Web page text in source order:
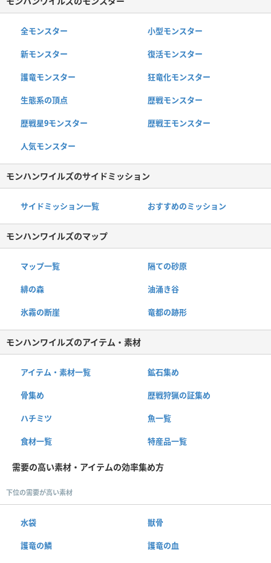
全モンスター 小型モンスター
新モンスター 復活モンスター
護竜モンスター 狂竜化モンスター
生態系の頂点 歴戦モンスター
歴戦星9モンスター 歴戦王モンスター
人気モンスター
モンハンワイルズのサイドミッション
サイドミッション一覧 おすすめのミッション
モンハンワイルズのマップ
マップ一覧 隔ての砂原
緋の森 油涌き谷
氷霧の断崖 竜都の跡形
モンハンワイルズのアイテム・素材
アイテム・素材一覧 鉱石集め
骨集め 歴戦狩猟の証集め
ハチミツ 魚一覧
食材一覧 特産品一覧
需要の高い素材・アイテムの効率集め方
下位の需要が高い素材
水袋 獣骨
護竜の鱗 護竜の血